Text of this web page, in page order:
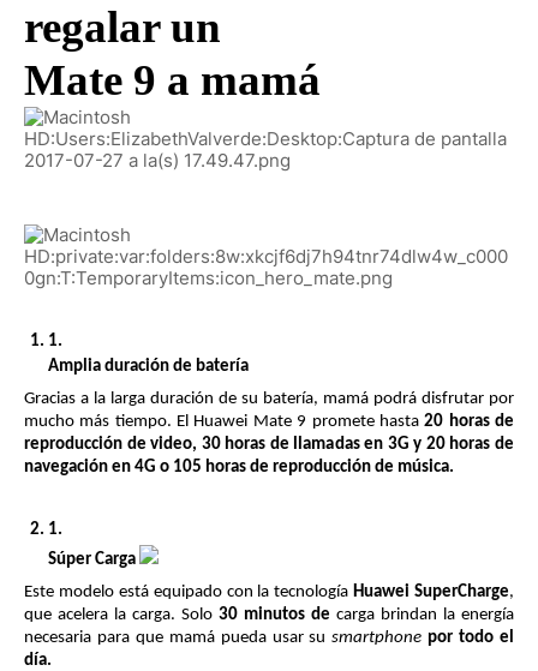
regalar un
Mate 9 a mamá
Amplia duración de batería
Gracias a la larga duración de su batería, mamá podrá disfrutar por
mucho más tiempo. El Huawei Mate 9 promete hasta 20 horas de
reproducción de video, 30 horas de llamadas en 3G y 20 horas de
navegación en 4G o 105 horas de reproducción de música.
Súper Carga
Este modelo está equipado con la tecnología Huawei SuperCharge,
que acelera la carga. Solo 30 minutos de carga brindan la energía
necesaria para que mamá pueda usar su smartphone por todo el
día.